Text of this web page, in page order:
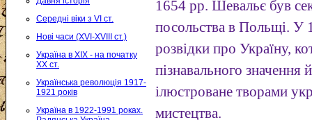
Середні віки з VI ст.
Нові часи (XVI-XVIII ст.)
Україна в XIX - на початку
XX ст.
Українська революція 1917-
1921 років
Україна в 1922-1991 роках.
1654 pp. Шевальє був
посольства в Польщі.
розвідки про Україну,
пізнавального
ілюстроване творами
мистецтва.